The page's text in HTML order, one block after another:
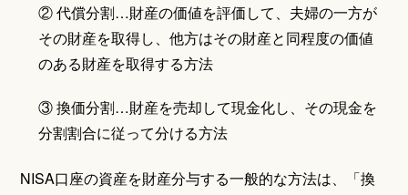
② 代償分割…財産の価値を評価して、夫婦の一方が
その財産を取得し、他方はその財産と同程度の価値
のある財産を取得する方法
③ 換価分割…財産を売却して現金化し、その現金を
分割割合に従って分ける方法
NISA口座の資産を財産分与する一般的な方法は、「換